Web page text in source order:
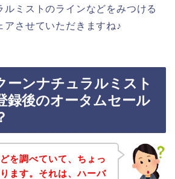
ルミストのラインなどをみつける
アさせていただきますね♪
ーンナチュラルミスト
録後のオータムセール
を調べていて、ちょっ
ます。それは、ハーバ